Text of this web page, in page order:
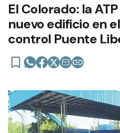
El Colorado: la
nuevo edificio en
control Puente